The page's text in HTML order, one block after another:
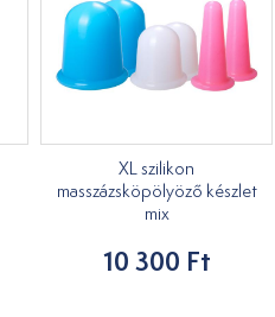
XL szilikon
masszázsköpölyöző készlet
mix
10 300 Ft